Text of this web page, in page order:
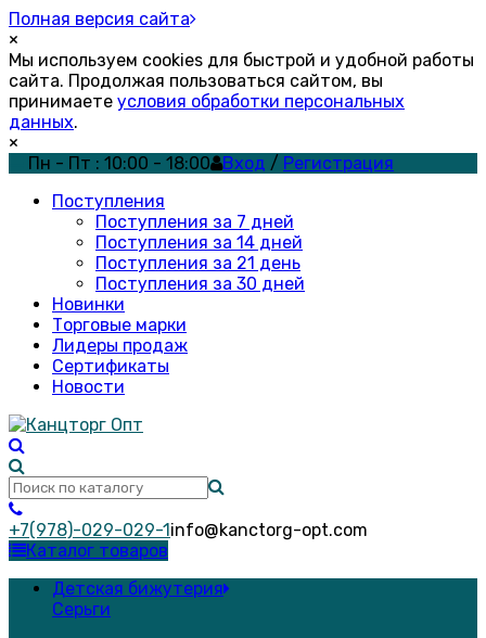
Полная версия сайта
×
Мы используем cookies для быстрой и удобной работы
сайта. Продолжая пользоваться сайтом, вы
принимаете условия обработки персональных
данных.
×
Пн - Пт : 10:00 - 18:00
Вход / Регистрация
Поступления
Поступления за 7 дней
Поступления за 14 дней
Поступления за 21 день
Поступления за 30 дней
Новинки
Торговые марки
Лидеры продаж
Сертификаты
Новости
+7(978)-029-029-1info@kanctorg-opt.com
Каталог товаров
Детская бижутерия
Серьги